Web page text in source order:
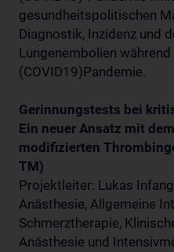
gesundheitspolitischen
Diagnostik, Inzidenz und
Lungenembolien
(COVID19)Pandemie.
Gerinnungstests bei
Ein neuer Ansatz mit
modifizierten
TM)
Projektleiter: Lukas
Anästhesie, Allgemeine
Schmerztherapie,
Anästhesie und